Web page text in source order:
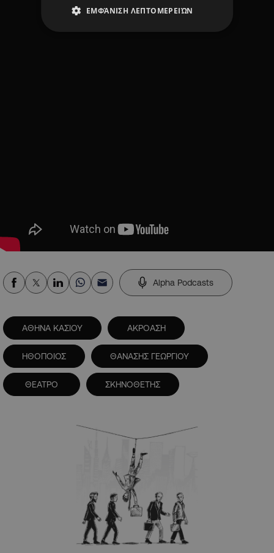
Alpha Podcasts
ΑΘΗΝΑ ΚΑΣΙΟΥ ΑΚΡΟΑΣΗ
ΗΘΟΠΟΙΟΣ ΘΑΝΑΣΗΣ ΓΕΩΡΓΙΟΥ
ΘΕΑΤΡΟ ΣΚΗΝΟΘΕΤΗΣ
ΕΜΦΆΝΙΣΗ ΛΕΠΤΟΜΕΡΕΙΏΝ